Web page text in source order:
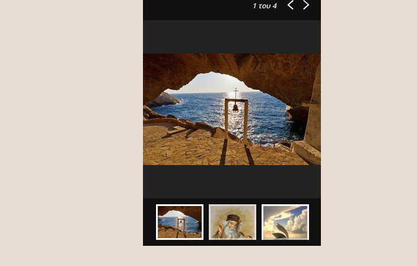
1 του 4